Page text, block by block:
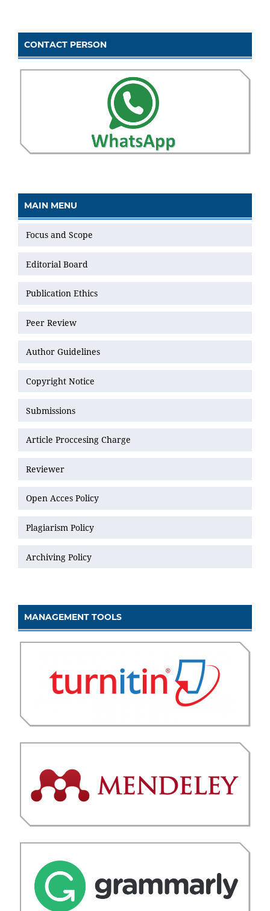
CONTACT PERSON
MAIN MENU
Focus and Scope
Editorial Board
Publication Ethics
Peer Review
Author Guidelines
Copyright Notice
Submissions
Article Proccesing Charge
Reviewer
Open Acces Policy
Plagiarism Policy
Archiving Policy
MANAGEMENT TOOLS